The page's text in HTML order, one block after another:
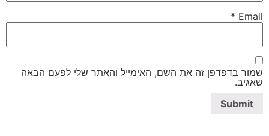
Email
*
שמור בדפדפן זה את השם, האימייל והאתר שלי לפעם הבאה
שאגיב.